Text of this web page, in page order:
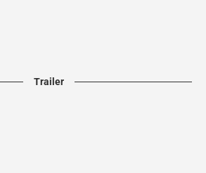
Trailer